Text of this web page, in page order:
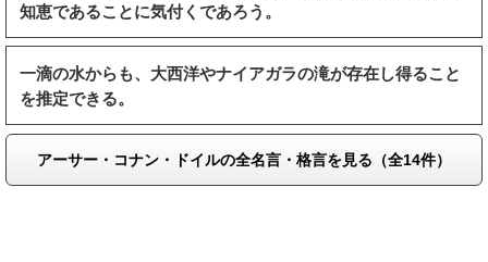
知恵であることに気付くであろう。
一滴の水からも、大西洋やナイアガラの滝が存在し得ること
を推定できる。
アーサー・コナン・ドイルの全名言・格言を見る（全14件）